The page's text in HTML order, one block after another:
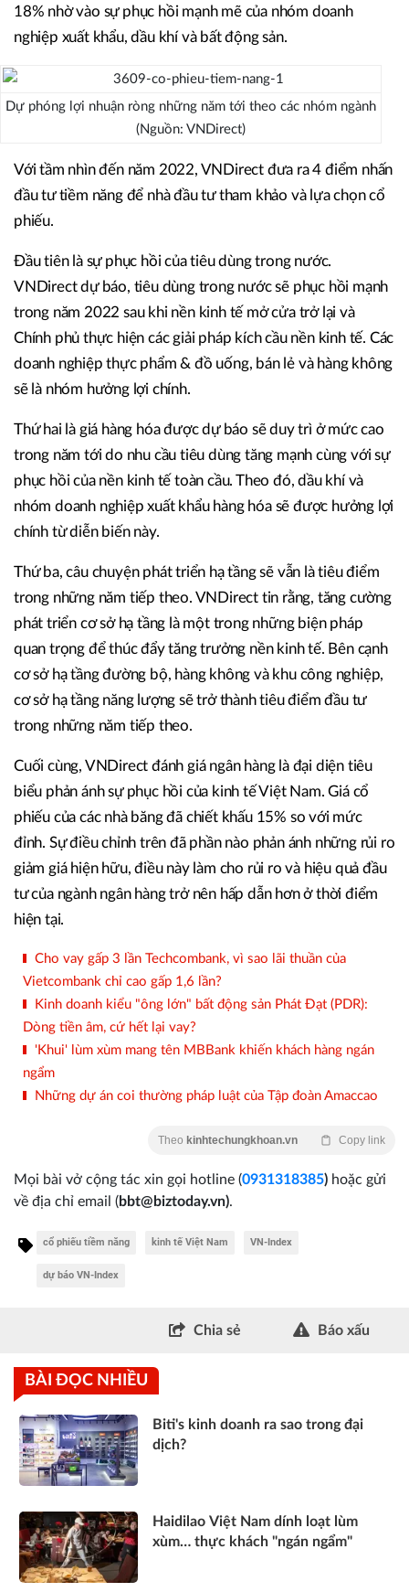
18% nhờ vào sự phục hồi mạnh mẽ của nhóm doanh
nghiệp xuất khẩu, dầu khí và bất động sản.
Dự phóng lợi nhuận ròng những năm tới theo các nhóm ngành
(Nguồn: VNDirect)
Với tầm nhìn đến năm 2022, VNDirect đưa ra 4 điểm nhấn
đầu tư tiềm năng để nhà đầu tư tham khảo và lựa chọn cổ
phiếu.
Đầu tiên là sự phục hồi của tiêu dùng trong nước.
VNDirect dự báo, tiêu dùng trong nước sẽ phục hồi mạnh
trong năm 2022 sau khi nền kinh tế mở cửa trở lại và
Chính phủ thực hiện các giải pháp kích cầu nền kinh tế. Các
doanh nghiệp thực phẩm & đồ uống, bán lẻ và hàng không
sẽ là nhóm hưởng lợi chính.
Thứ hai là giá hàng hóa được dự báo sẽ duy trì ở mức cao
trong năm tới do nhu cầu tiêu dùng tăng mạnh cùng với sự
phục hồi của nền kinh tế toàn cầu. Theo đó, dầu khí và
nhóm doanh nghiệp xuất khẩu hàng hóa sẽ được hưởng lợi
chính từ diễn biến này.
Thứ ba, câu chuyện phát triển hạ tầng sẽ vẫn là tiêu điểm
trong những năm tiếp theo. VNDirect tin rằng, tăng cường
phát triển cơ sở hạ tầng là một trong những biện pháp
quan trọng để thúc đẩy tăng trưởng nền kinh tế. Bên cạnh
cơ sở hạ tầng đường bộ, hàng không và khu công nghiệp,
cơ sở hạ tầng năng lượng sẽ trở thành tiêu điểm đầu tư
trong những năm tiếp theo.
Cuối cùng, VNDirect đánh giá ngân hàng là đại diện tiêu
biểu phản ánh sự phục hồi của kinh tế Việt Nam. Giá cổ
phiếu của các nhà băng đã chiết khấu 15% so với mức
đỉnh. Sự điều chỉnh trên đã phần nào phản ánh những rủi ro
giảm giá hiện hữu, điều này làm cho rủi ro và hiệu quả đầu
tư của ngành ngân hàng trở nên hấp dẫn hơn ở thời điểm
hiện tại.
Cho vay gấp 3 lần Techcombank, vì sao lãi thuần của
Vietcombank chỉ cao gấp 1,6 lần?
Kinh doanh kiểu "ông lớn" bất động sản Phát Đạt (PDR):
Dòng tiền âm, cứ hết lại vay?
'Khui' lùm xùm mang tên MBBank khiến khách hàng ngán
ngẩm
Những dự án coi thường pháp luật của Tập đoàn Amaccao
Theo kinhtechungkhoan.vn Copy link
Mọi bài vở cộng tác xin gọi hotline (0931318385) hoặc gửi
về địa chỉ email (bbt@biztoday.vn).
cổ phiếu tiềm năng kinh tế Việt Nam VN-Index
dự báo VN-Index
Chia sẻ Báo xấu
BÀI ĐỌC NHIỀU
Biti's kinh doanh ra sao trong đại
dịch?
Haidilao Việt Nam dính loạt lùm
xùm… thực khách "ngán ngẩm"